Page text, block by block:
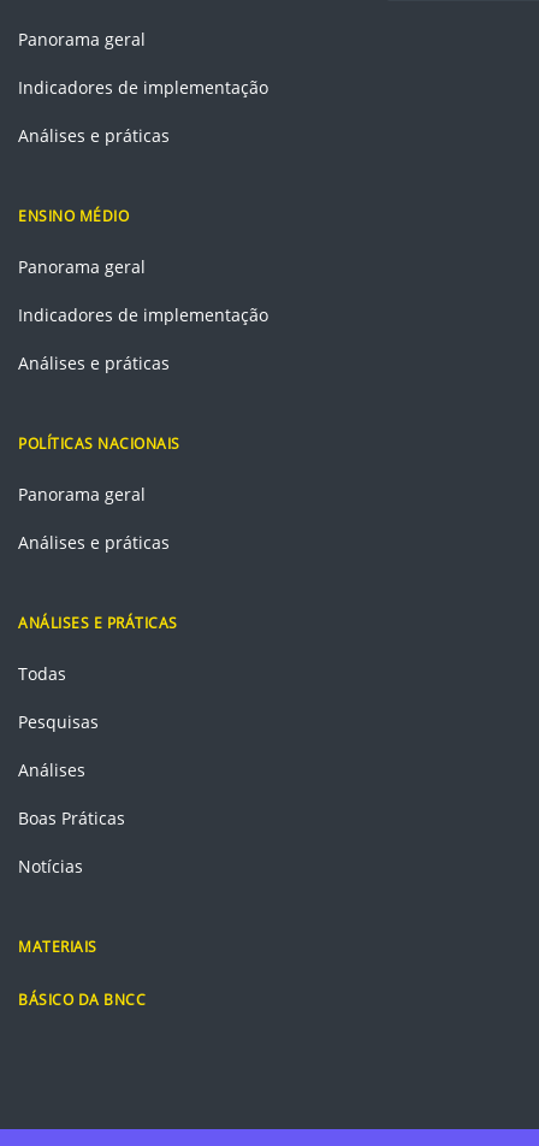
Panorama geral
Indicadores de implementação
Análises e práticas
ENSINO MÉDIO
Panorama geral
Indicadores de implementação
Análises e práticas
POLÍTICAS NACIONAIS
Panorama geral
Análises e práticas
ANÁLISES E PRÁTICAS
Todas
Pesquisas
Análises
Boas Práticas
Notícias
MATERIAIS
BÁSICO DA BNCC